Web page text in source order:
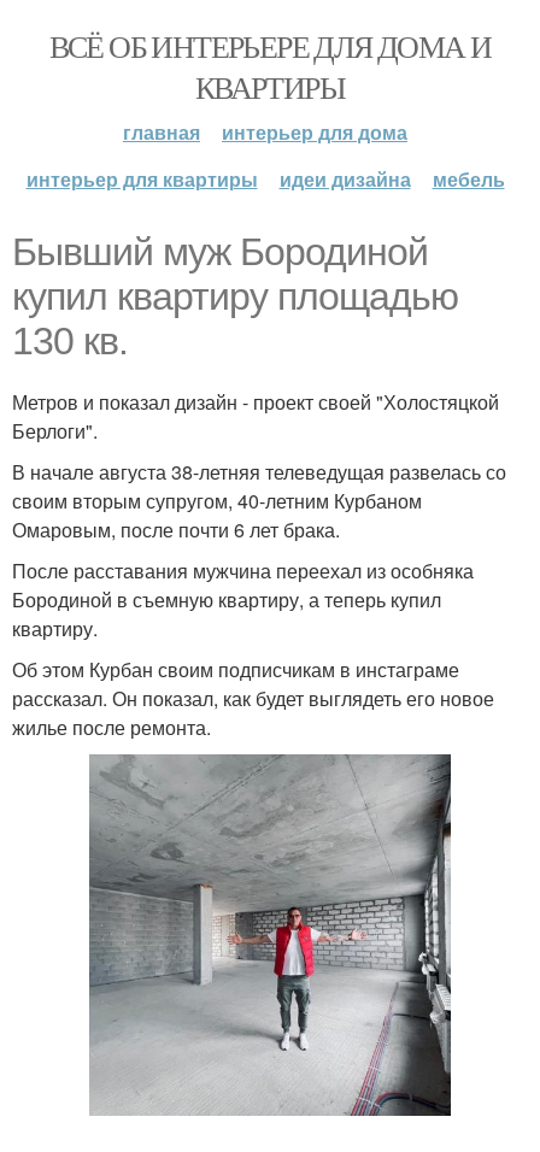
ВСЁ ОБ ИНТЕРЬЕРЕ ДЛЯ ДОМА И
КВАРТИРЫ
главная
интерьер для дома
интерьер для квартиры
идеи дизайна мебель
Бывший муж Бородиной
купил квартиру площадью
130 кв.
Метров и показал дизайн - проект своей "Холостяцкой
Берлоги".
В начале августа 38-летняя телеведущая развелась со
своим вторым супругом, 40-летним Курбаном
Омаровым, после почти 6 лет брака.
После расставания мужчина переехал из особняка
Бородиной в съемную квартиру, а теперь купил
квартиру.
Об этом Курбан своим подписчикам в инстаграме
рассказал. Он показал, как будет выглядеть его новое
жилье после ремонта.